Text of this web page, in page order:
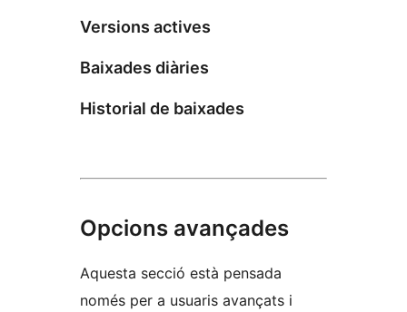
Versions actives
Baixades diàries
Historial de baixades
Opcions avançades
Aquesta secció està pensada
només per a usuaris avançats i